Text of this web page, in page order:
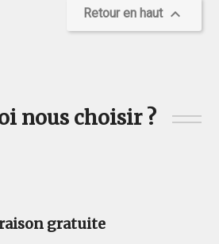
Retour en haut 
nous choisir ?
gratuite